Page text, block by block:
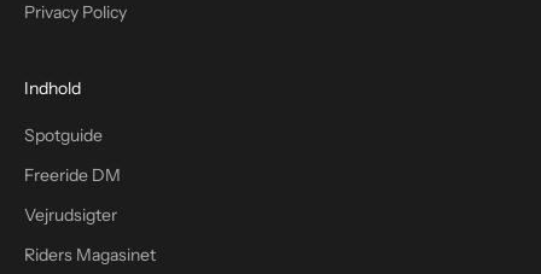
Privacy Policy
Indhold
Spotguide
Freeride DM
Vejrudsigter
Riders Magasinet